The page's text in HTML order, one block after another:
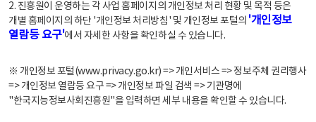
2. 진흥원이 운영하는 각 사업 홈페이지의 개인정보 처리 현황 및 목적 등은
개별 홈페이지의 하단 '개인정보 처리방침' 및 개인정보 포털의 '개인정보
열람등 요구'에서 자세한 사항을 확인하실 수 있습니다.
※ 개인정보 포털(www.privacy.go.kr) => 개인서비스 => 정보주체 권리행사
=> 개인정보 열람등 요구 => 개인정보 파일 검색 => 기관명에
"한국지능정보사회진흥원"을 입력하면 세부 내용을 확인할 수 있습니다.